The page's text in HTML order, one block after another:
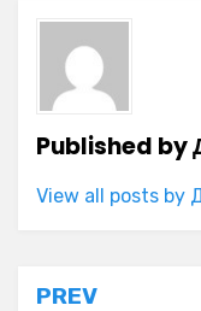
Published by
View all posts by
PREV